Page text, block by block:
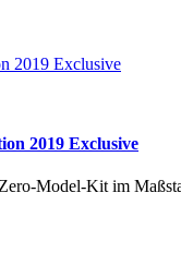
2019 Exclusive
Model-Kit im